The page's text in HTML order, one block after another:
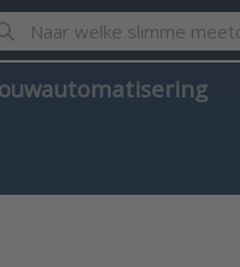
a search term.